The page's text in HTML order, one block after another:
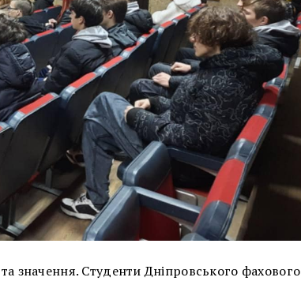
значення. Студенти Дніпровського фахового